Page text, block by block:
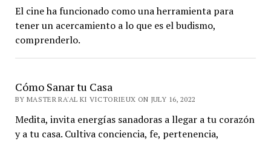
El cine ha funcionado como una herramienta para
tener un acercamiento a lo que es el budismo,
comprenderlo.
Cómo Sanar tu Casa
BY MASTER RA'AL KI VICTORIEUX ON JULY 16, 2022
Medita, invita energías sanadoras a llegar a tu corazón
y a tu casa. Cultiva conciencia, fe, pertenencia,